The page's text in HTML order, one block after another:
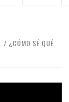
¿CÓMO SÉ QUÉ